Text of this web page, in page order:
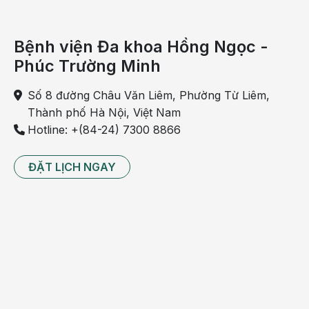
Người cao tuổi có thể gặp cả nhiễm trùng tiểu trên (viêm
Bệnh viện Đa khoa Hồng Ngọc -
Phúc Trường Minh
Số 8 đường Châu Văn Liêm, Phường Từ Liêm,
Thành phố Hà Nội, Việt Nam
Hotline: +(84-24) 7300 8866
ĐẶT LỊCH NGAY